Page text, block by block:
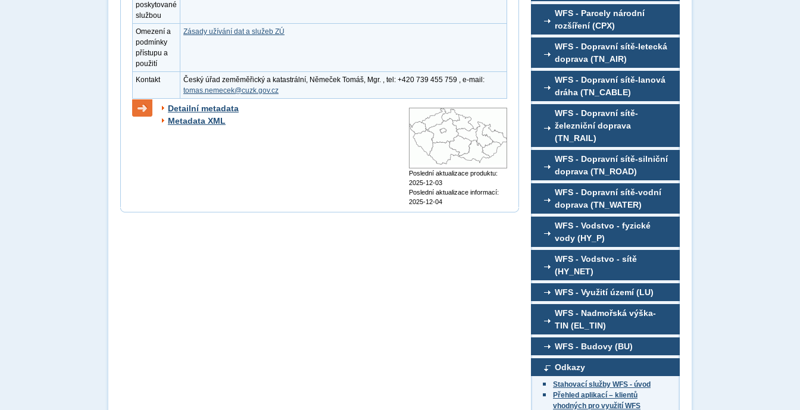
WFS - Parcely národní
rozšíření (CPX)
WFS - Dopravní sítě-letecká
doprava (TN_AIR)
WFS - Dopravní sítě-lanová
dráha (TN_CABLE)
WFS - Dopravní sítě-
železniční doprava
(TN_RAIL)
WFS - Dopravní sítě-silniční
doprava (TN_ROAD)
WFS - Dopravní sítě-vodní
doprava (TN_WATER)
WFS - Vodstvo - fyzické
vody (HY_P)
WFS - Vodstvo - sítě
(HY_NET)
WFS - Využití území (LU)
WFS - Nadmořská výška-
TIN (EL_TIN)
WFS - Budovy (BU)
Odkazy
Stahovací služby WFS - úvod
Přehled aplikací – klientů
vhodných pro využití WFS
poskytované
službou
Omezení a
podmínky
přístupu a
použití
Zásady užívání dat a služeb ZÚ
Kontakt
Český úřad zeměměřický a katastrální, Němeček Tomáš, Mgr. , tel: +420 739 455 759 , e-mail:
tomas.nemecek@cuzk.gov.cz
Detailní metadata
Metadata XML
Poslední aktualizace produktu:
2025-12-03
Poslední aktualizace informací:
2025-12-04